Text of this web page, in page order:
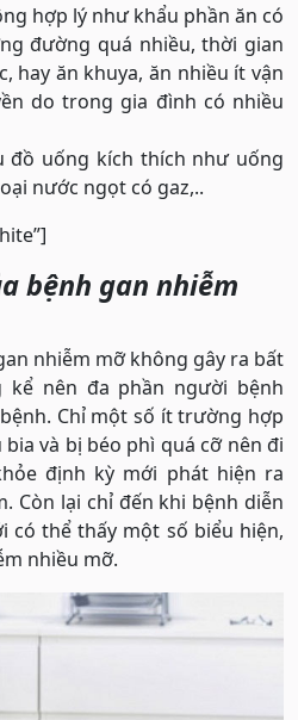
hợp lý như khẩu phần ăn có
đường quá nhiều, thời gian
hay ăn khuya, ăn nhiều ít vận
do trong gia đình có nhiều
đồ uống kích thích như uống
nước ngọt có gaz,..
bệnh gan nhiễm
nhiễm mỡ không gây ra bất
nên đa phần người bệnh
Chỉ một số ít trường hợp
và bị béo phì quá cỡ nên đi
định kỳ mới phát hiện ra
Còn lại chỉ đến khi bệnh diễn
có thể thấy một số biểu hiện,
nhiều mỡ.